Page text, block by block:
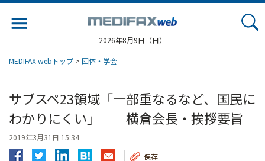
2026年8月9日（日）
MEDIFAX webトップ > 団体・学会
サブスペ23領域「一部重なるなど、国民に
わかりにくい」 横倉会長・挨拶要旨
2019年3月31日 15:34
保存